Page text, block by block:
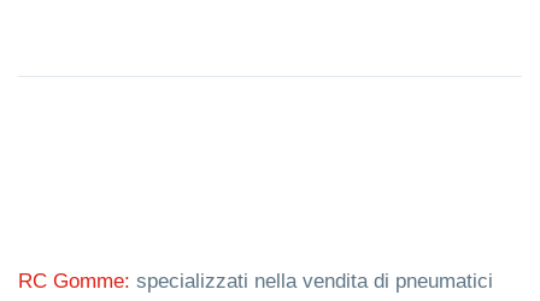
RC Gomme: specializzati nella vendita di pneumatici